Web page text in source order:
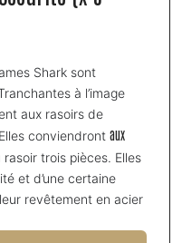
Shark sont
à l’image
aux rasoirs de
conviendront aux
rasoir trois pièces. Elles
et d’une certaine
revêtement en acier